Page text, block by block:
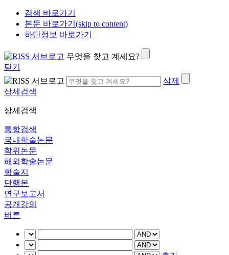
검색 바로가기
본문 바로가기(skip to content)
하단정보 바로가기
무엇을 찾고 계세요?
닫기
삭제
상세검색
상세검색
통합검색
국내학술논문
학위논문
해외학술논문
학술지
단행본
연구보고서
공개강의
버튼